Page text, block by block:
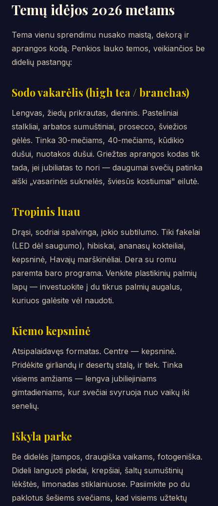
Temų idėjos 2026 metams
Tema vienu sprendimu nusako maistą, dekorą ir
aprangos kodą. Penkios lauko temos, veikiančios be
didelių pastangų:
Sodo vakarėlis (high tea / branchas)
Lengvas, žiedų prikrautas, dieninis. Pasteliniai
stalkliai, arbatos sumuštiniai, prosecco, šviežios
gėlės. Tinka 30-mečiams, 40-mečiams, kūdikio
dušui, nuotakos dušui. Griežtas aprangos kodas tik
tada, jei jubiliatas to nori — daugumai svečių patinka
aiški „vasarinės suknelės, šviesūs kostiumai" eilutė.
Tropinis luau
Drąsi, sodriai spalvinga, jokio subtilumo. Tiki fakelai
(LED dėl saugumo), hibiskai, ananasų kokteiliai,
kepsninė, Havajų marškinėliai. Dera su romu
paremta baro programa. Venkite plastikinių palmių
lapų — investuokite į du tikrus palmių augalus,
kuriuos galėsite vėl naudoti.
Kiemo kepsninė
Atsipalaidavęs formatas. Centre — kepsninė.
Pridėkite girliandų ir desertų stalą, ir tiek. Tinka
visiems amžiams — lengva jubiliejiniams
gimtadieniams, kur svečiai svyruoja nuo vaikų iki
senelių.
Iškyla parke
Be didelės įtampos, draugiška vaikams, fotogeniška.
Dideli languoti pledai, krepšiai, šaltų sumuštinių
lėkštės, limonadas stiklainiuose. Pasiimkite po du
paklotus šešiems svečiams, kad visiems užtektų